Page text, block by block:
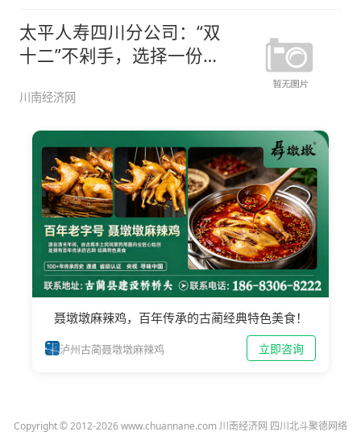
太平人寿四川分公司：“双
十二”不剁手，选择一份保
川南经济网
聂墩墩麻辣鸡，百年传承的古蔺经典特色美食！
泸州古蔺聂墩墩麻辣鸡 立即咨询
Copyright © 2012-2026 www.chuannane.com 川南经济网 四川北斗聚德网络